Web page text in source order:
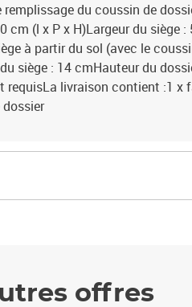
du coussin de
cm (l x P x H)Largeur du siège
à partir du sol (avec le
siège : 14 cmHauteur du
requisLa livraison contient :1 x
offres